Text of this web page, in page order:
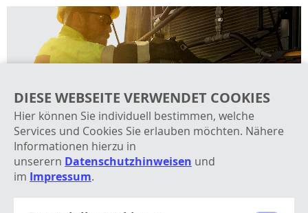
VOLVO SERVICES
DIESE WEBSEITE VERWENDET COOKIES
Hier können Sie individuell bestimmen, welche
Services und Cookies Sie erlauben möchten. Nähere
Informationen hierzu in
unserern Datenschutzhinweisen und
im Impressum.